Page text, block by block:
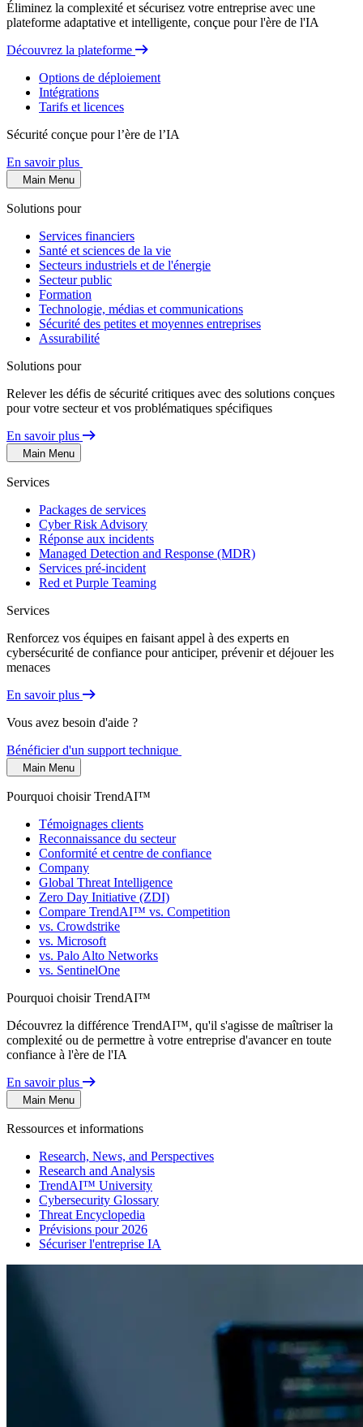
Éliminez la complexité et sécurisez votre entreprise avec une
plateforme adaptative et intelligente, conçue pour l'ère de l'IA
Découvrez la plateforme
Options de déploiement
Intégrations
Tarifs et licences
Sécurité conçue pour l’ère de l’IA
En savoir plus
Main Menu
Solutions pour
Services financiers
Santé et sciences de la vie
Secteurs industriels et de l'énergie
Secteur public
Formation
Technologie, médias et communications
Sécurité des petites et moyennes entreprises
Assurabilité
Solutions pour
Relever les défis de sécurité critiques avec des solutions conçues
pour votre secteur et vos problématiques spécifiques
En savoir plus
Main Menu
Services
Packages de services
Cyber Risk Advisory
Réponse aux incidents
Managed Detection and Response (MDR)
Services pré-incident
Red et Purple Teaming
Services
Renforcez vos équipes en faisant appel à des experts en
cybersécurité de confiance pour anticiper, prévenir et déjouer les
menaces
En savoir plus
Vous avez besoin d'aide ?
Bénéficier d'un support technique
Main Menu
Pourquoi choisir TrendAI™
Témoignages clients
Reconnaissance du secteur
Conformité et centre de confiance
Company
Global Threat Intelligence
Zero Day Initiative (ZDI)
Compare TrendAI™ vs. Competition
vs. Crowdstrike
vs. Microsoft
vs. Palo Alto Networks
vs. SentinelOne
Pourquoi choisir TrendAI™
Découvrez la différence TrendAI™, qu'il s'agisse de maîtriser la
complexité ou de permettre à votre entreprise d'avancer en toute
confiance à l'ère de l'IA
En savoir plus
Main Menu
Ressources et informations
Research, News, and Perspectives
Research and Analysis
TrendAI™ University
Cybersecurity Glossary
Threat Encyclopedia
Prévisions pour 2026
Sécuriser l'entreprise IA